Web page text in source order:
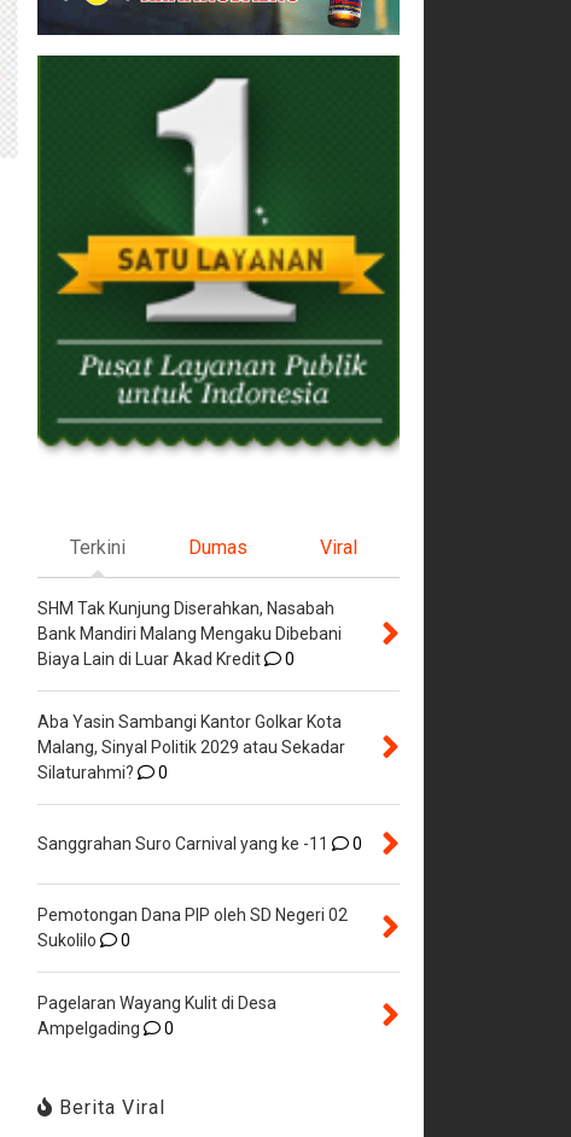
Terkini Dumas Viral
SHM Tak Kunjung Diserahkan, Nasabah
Bank Mandiri Malang Mengaku Dibebani
Biaya Lain di Luar Akad Kredit
0
Aba Yasin Sambangi Kantor Golkar Kota
Malang, Sinyal Politik 2029 atau Sekadar
Silaturahmi?
0
Sanggrahan Suro Carnival yang ke -11 0
Pemotongan Dana PIP oleh SD Negeri 02
Sukolilo
0
Pagelaran Wayang Kulit di Desa
Ampelgading
0
Berita Viral